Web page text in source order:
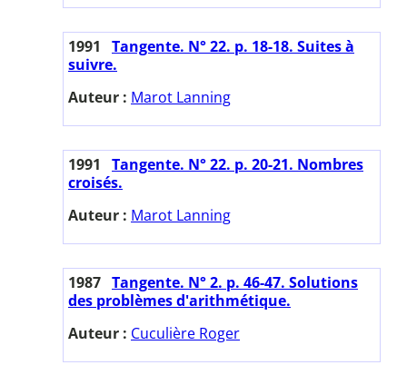
1991
Tangente. N° 22. p. 18-18. Suites à
suivre.
Auteur : Marot Lanning
1991
Tangente. N° 22. p. 20-21. Nombres
croisés.
Auteur : Marot Lanning
1987 Tangente. N° 2. p. 46-47. Solutions
des problèmes d'arithmétique.
Auteur : Cuculière Roger